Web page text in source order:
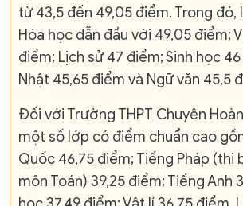
từ 43,5 đến 49,05 điểm. Trong đó,
Hóa học dẫn đầu với 49,05 điểm;
điểm; Lịch sử 47 điểm; Sinh học
Nhật 45,65 điểm và Ngữ văn 45,5
Đối với Trường THPT Chuyên
một số lớp có điểm chuẩn cao
Quốc 46,75 điểm; Tiếng Pháp (thi
môn Toán) 39,25 điểm; Tiếng Anh